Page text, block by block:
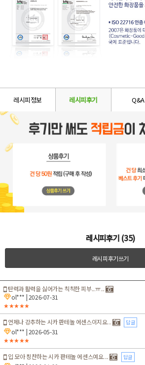
레시피정보 레시피후기 Q&A
레시피후기 (35)
레시피후기쓰기
탄력과 활력을 싫어가는 칙칙한 피부...ㅠ...
ol*** | 2026-07-31
★★★★★
언제나 강추하는 시카 판테놀 에센스이지요... 답글
ol*** | 2026-05-31
★★★★★
입 모아 칭찬하는 시카 판테놀 에센스예요.... 답글